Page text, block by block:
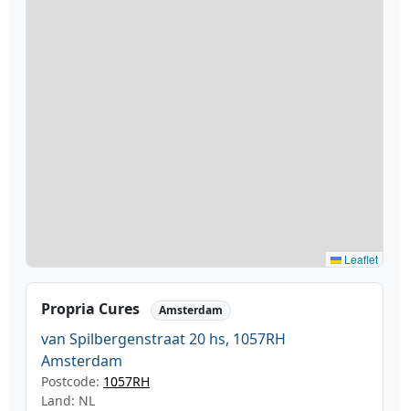
Leaflet
Propria Cures Amsterdam
van Spilbergenstraat 20 hs, 1057RH
Amsterdam
Postcode: 1057RH
Land: NL